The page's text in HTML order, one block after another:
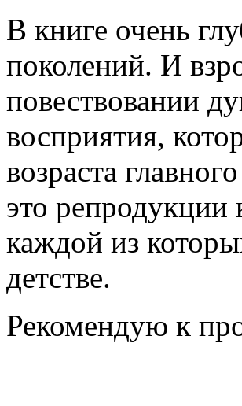
В книге очень
поколений. И
повествовании
восприятия,
возраста
это репродукции
каждой из
детстве.
Рекомендую к